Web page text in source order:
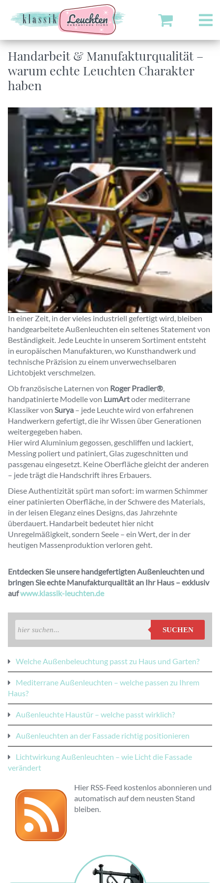
Handarbeit & Manufakturqualität –
warum echte Leuchten Charakter
haben
In einer Zeit, in der vieles industriell gefertigt wird, bleiben
handgearbeitete Außenleuchten ein seltenes Statement von
Beständigkeit. Jede Leuchte in unserem Sortiment entsteht
in europäischen Manufakturen, wo Kunsthandwerk und
technische Präzision zu einem unverwechselbaren
Lichtobjekt verschmelzen.
Ob französische Laternen von Roger Pradier®,
handpatinierte Modelle von LumArtoder mediterrane
Klassiker von Surya – jede Leuchte wird von erfahrenen
Handwerkern gefertigt, die ihr Wissen über Generationen
weitergegeben haben.
Hier wird Aluminium gegossen, geschliffen und lackiert,
Messing poliert und patiniert, Glas zugeschnitten und
passgenau eingesetzt. Keine Oberfläche gleicht der anderen
– jede trägt die Handschrift ihres Erbauers.
Diese Authentizität spürt man sofort: im warmen Schimmer
einer patinierten Oberfläche, in der Schwere des Materials,
in der leisen Eleganz eines Designs, das Jahrzehnte
überdauert. Handarbeit bedeutet hier nicht
Unregelmäßigkeit, sondern Seele – ein Wert, der in der
heutigen Massenproduktion verloren geht.
Entdecken Sie unsere handgefertigten Außenleuchten und
bringen Sie echte Manufakturqualität an Ihr Haus – exklusiv
aufwww.klassik-leuchten.de
SUCHEN
Welche Außenbeleuchtung passt zu Haus und Garten?
Mediterrane Außenleuchten – welche passen zu Ihrem
Haus?
Außenleuchte Haustür – welche passt wirklich?
Außenleuchten an der Fassade richtig positionieren
Lichtwirkung Außenleuchten – wie Licht die Fassade
verändert
Hier RSS-Feed kostenlos abonnieren und
automatisch auf dem neusten Stand
bleiben.